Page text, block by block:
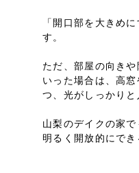
「開口部を大きめ
す。
ただ、部屋の向き
いった場合は、高
つ、光がしっかりと
山梨のデイクの家
明るく開放的にで